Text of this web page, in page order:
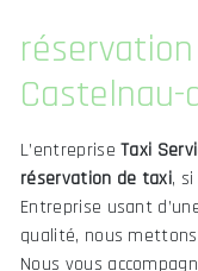
Castelnau-
L’entrepriseTaxi
réservation de taxi,
Entreprise usant
qualité, nous
Nous vous